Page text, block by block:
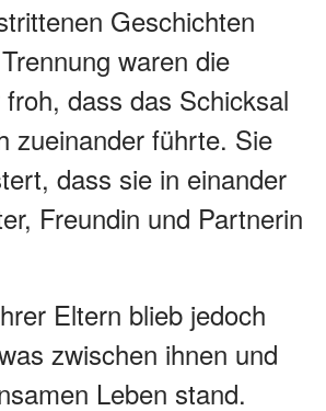
Geschichten
waren die
dass das Schicksal
zueinander führte. Sie
dass sie in einander
Freundin und Partnerin
Eltern blieb jedoch
zwischen ihnen und
Leben stand.